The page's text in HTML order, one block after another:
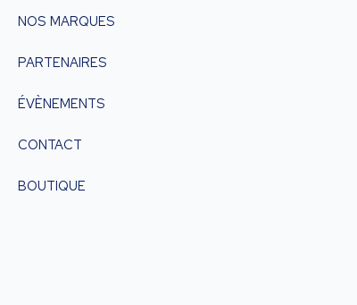
NOS MARQUES
PARTENAIRES
ÉVÈNEMENTS
CONTACT
BOUTIQUE